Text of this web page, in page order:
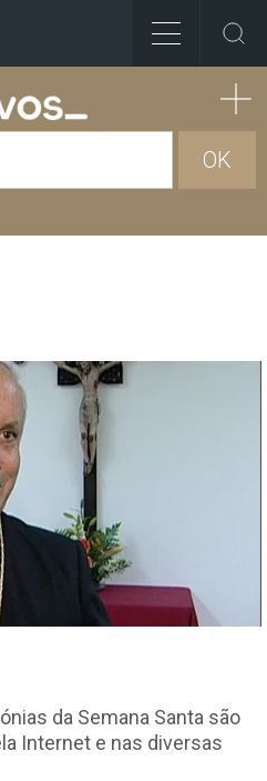
OK
da Semana Santa são
Internet e nas diversas